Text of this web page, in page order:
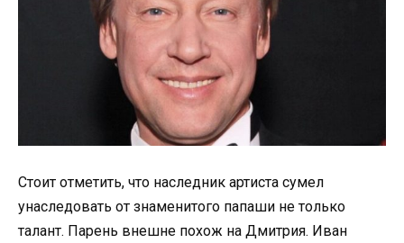
Стоит отметить, что наследник артиста сумел
унаследовать от знаменитого папаши не только
талант. Парень внешне похож на Дмитрия. Иван